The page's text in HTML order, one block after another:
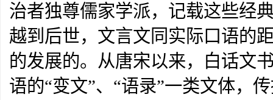
治者独尊儒家学派，记载这些经
越到后世，文言文同实际口语的
的发展的。从唐宋以来，白话文
语的“变文”、“语录”一类文体，